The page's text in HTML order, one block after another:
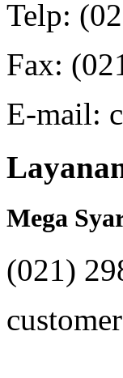
Telp:
Fax:
E-mail:
Mega
(021)